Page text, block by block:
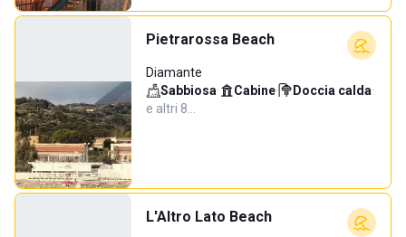
Pietrarossa Beach
Diamante
Sabbiosa· Cabine· Doccia calda·
e altri 8…
L'Altro Lato Beach